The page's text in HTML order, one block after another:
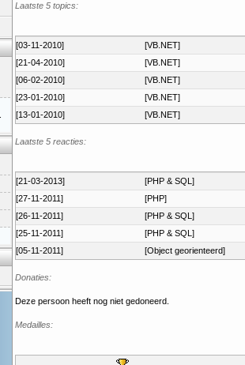
Laatste 5 topics:
[03-11-2010] [VB.NET]
[21-04-2010]
[VB.NET]
[06-02-2010]
[VB.NET]
[23-01-2010]
[VB.NET]
[13-01-2010]
[VB.NET]
Laatste 5 reacties:
[21-03-2013] [PHP & SQL]
[27-11-2011]
[PHP]
[26-11-2011]
[PHP & SQL]
[25-11-2011]
[PHP & SQL]
[05-11-2011]
[Object georienteerd]
Donaties:
Deze persoon heeft nog niet gedoneerd.
Medailles: